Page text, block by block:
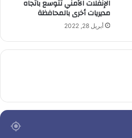
الإنفلات الأمني تتوسع باتجاه
مديريات أخرى بالمحافظة
أبريل 28, 2022